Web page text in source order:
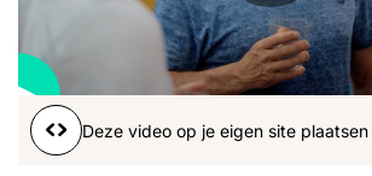
Word lid
John Julius
Nieuws
Uitzendingen
Deze video op je eigen site plaatsen